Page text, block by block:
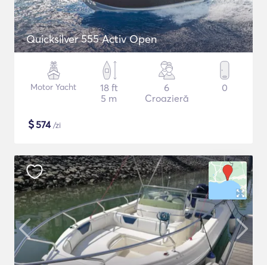
Quicksilver 555 Activ Open
Motor Yacht
18 ft
5 m
6
Croazieră
0
$574/zi